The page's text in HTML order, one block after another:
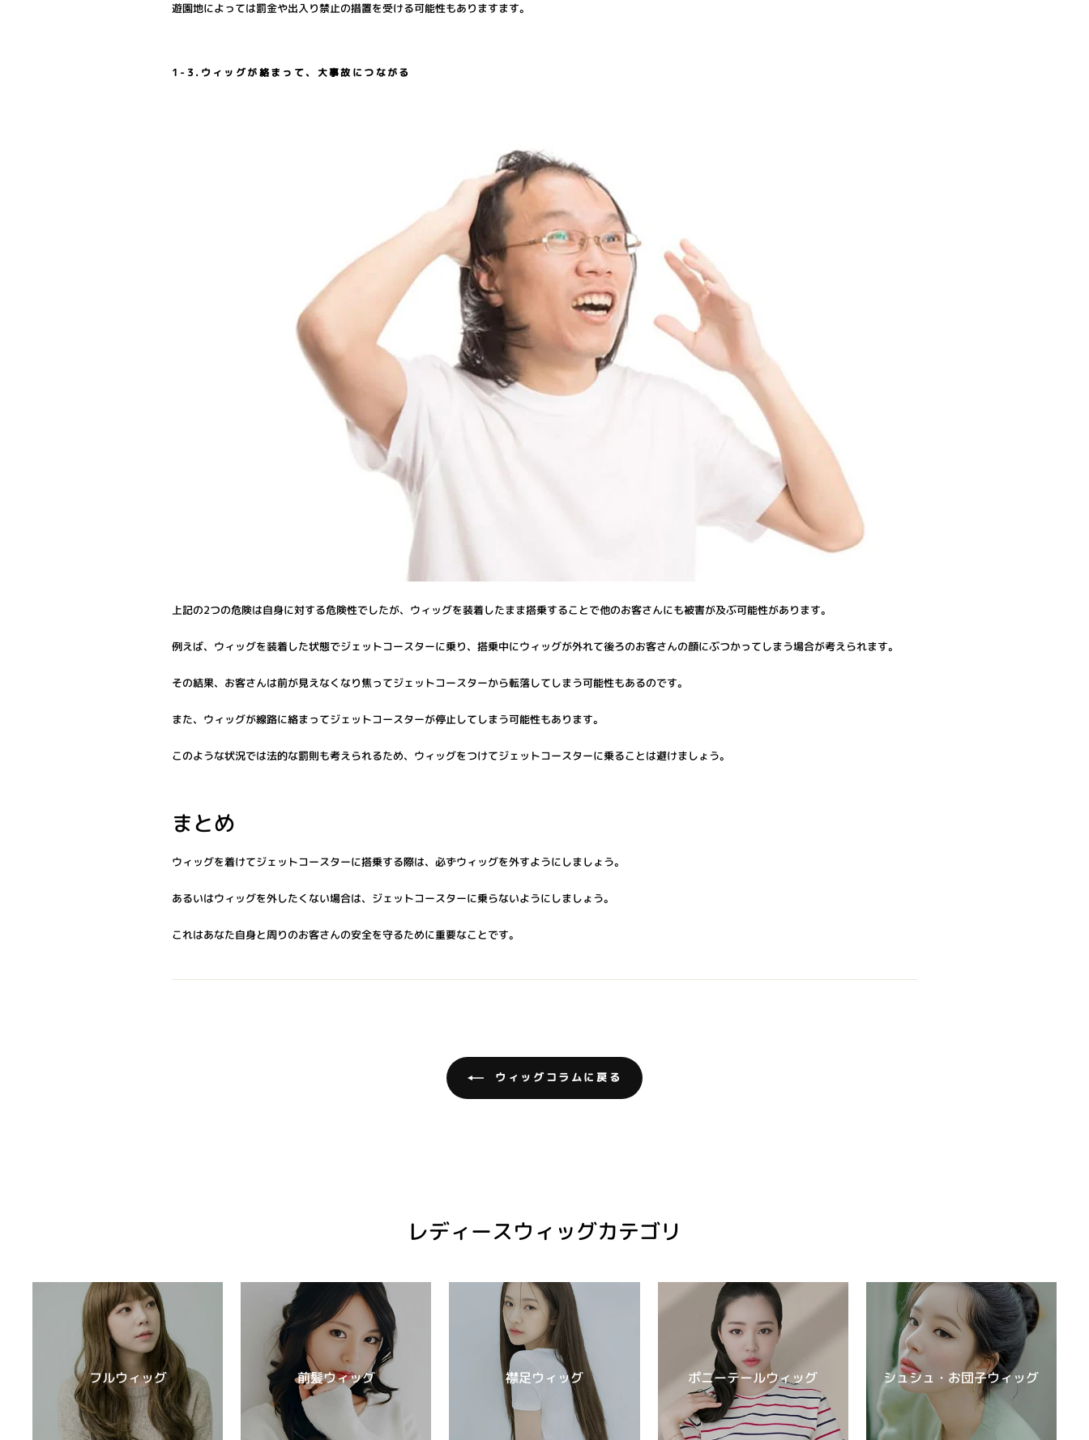
遊園地によっては罰金や出入り禁止の措置を受ける可能性もありますます。
1-3.ウィッグが絡まって、大事故につながる
上記の2つの危険は自身に対する危険性でしたが、ウィッグを装着したまま搭乗することで他のお客さんにも被害が及ぶ可能性があります。
例えば、ウィッグを装着した状態でジェットコースターに乗り、搭乗中にウィッグが外れて後ろのお客さんの顔にぶつかってしまう場合が考えられます。
その結果、お客さんは前が見えなくなり焦ってジェットコースターから転落してしまう可能性もあるのです。
また、ウィッグが線路に絡まってジェットコースターが停止してしまう可能性もあります。
このような状況では法的な罰則も考えられるため、ウィッグをつけてジェットコースターに乗ることは避けましょう。
まとめ
ウィッグを着けてジェットコースターに搭乗する際は、必ずウィッグを外すようにしましょう。
あるいはウィッグを外したくない場合は、ジェットコースターに乗らないようにしましょう。
これはあなた自身と周りのお客さんの安全を守るために重要なことです。
ウィッグコラムに戻る
レディースウィッグカテゴリ
フルウィッグ 前髪ウィッグ 襟足ウィッグ ポニーテールウィッグ シュシュ・お団子ウィッグ